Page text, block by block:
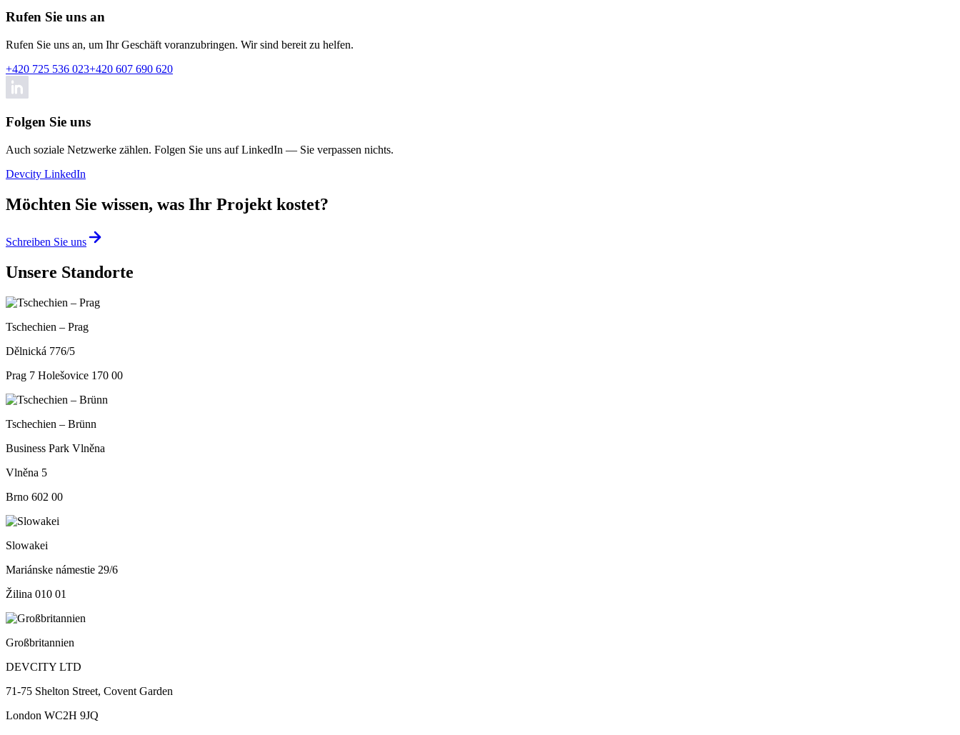
Rufen Sie uns an
Rufen Sie uns an, um Ihr Geschäft voranzubringen. Wir sind bereit zu helfen.
+420 725 536 023+420 607 690 620
Folgen Sie uns
Auch soziale Netzwerke zählen. Folgen Sie uns auf LinkedIn — Sie verpassen nichts.
Devcity LinkedIn
Möchten Sie wissen, was Ihr Projekt kostet?
Schreiben Sie uns
Unsere Standorte
Tschechien – Prag
Dělnická 776/5
Prag 7 Holešovice 170 00
Tschechien – Brünn
Business Park Vlněna
Vlněna 5
Brno 602 00
Slowakei
Mariánske námestie 29/6
Žilina 010 01
Großbritannien
DEVCITY LTD
71-75 Shelton Street, Covent Garden
London WC2H 9JQ